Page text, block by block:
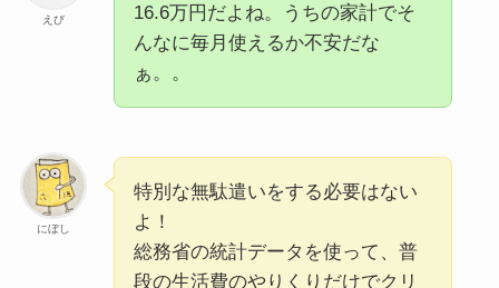
えび
16.6万円だよね。うちの家計でそ
んなに毎月使えるか不安だな
ぁ。。
にぼし
特別な無駄遣いをする必要はない
よ！
総務省の統計データを使って、普
段の生活費のやりくりだけでクリ